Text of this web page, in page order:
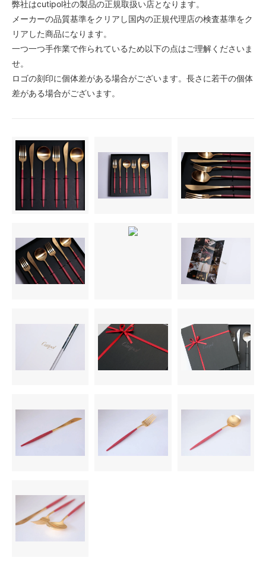
弊社はcutipol社の製品の正規取扱い店となります。
メーカーの品質基準をクリアし国内の正規代理店の検査基準をク
リアした商品になります。
一つ一つ手作業で作られているため以下の点はご理解くださいま
せ。
ロゴの刻印に個体差がある場合がございます。長さに若干の個体
差がある場合がございます。